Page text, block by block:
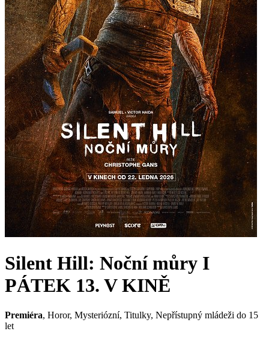
Silent Hill: Noční můry I
PÁTEK 13. V KINĚ
Premiéra, Horor, Mysteriózní, Titulky, Nepřístupný mládeži do 15
let